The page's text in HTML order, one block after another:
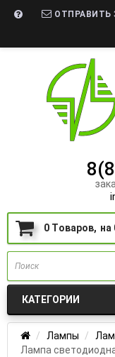
ОТПРАВИТЬ
0 Tоваров, на
КАТЕГОРИИ
Лампы
Лампа